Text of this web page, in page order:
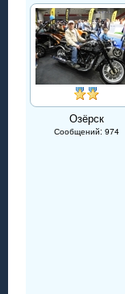
Озёрск
Сообщений: 974